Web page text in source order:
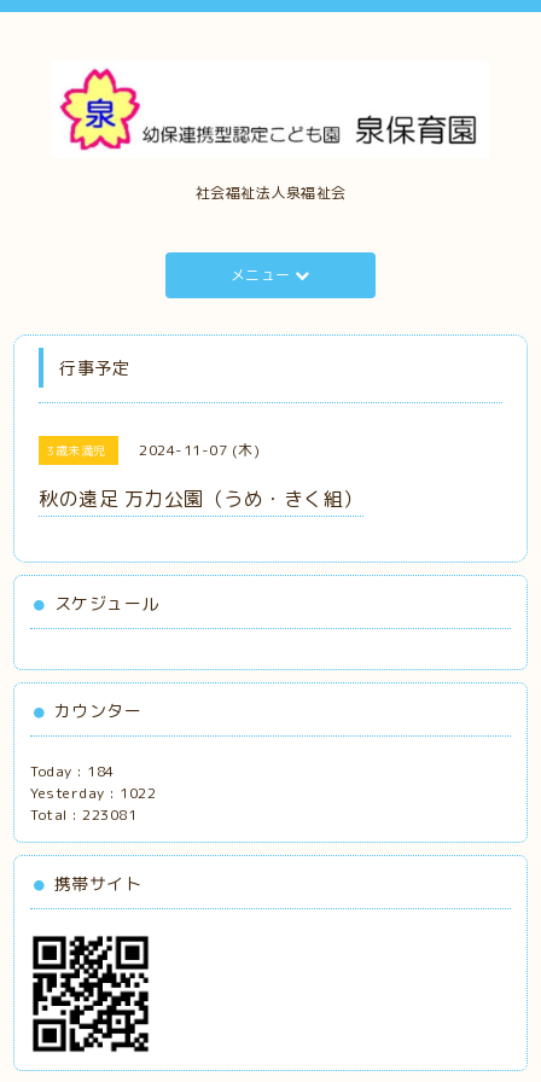
社会福祉法人泉福祉会
メニュー
行事予定
3歳未満児 2024-11-07 (木)
秋の遠足 万力公園（うめ・きく組）
スケジュール
カウンター
Today : 184
Yesterday : 1022
Total :223081
携帯サイト